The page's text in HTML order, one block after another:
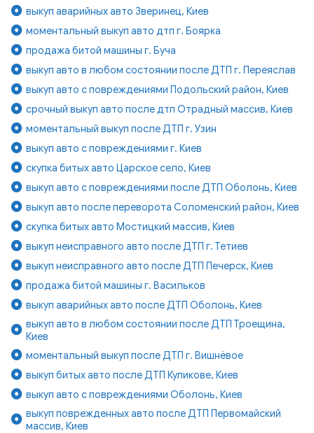
выкуп аварийных авто Зверинец, Киев
моментальный выкуп авто дтп г. Боярка
продажа битой машины г. Буча
выкуп авто в любом состоянии после ДТП г. Переяслав
выкуп авто с повреждениями Подольский район, Киев
срочный выкуп авто после дтп Отрадный массив, Киев
моментальный выкуп после ДТП г. Узин
выкуп авто с повреждениями г. Киев
скупка битых авто Царское село, Киев
выкуп авто с повреждениями после ДТП Оболонь, Киев
выкуп авто после переворота Соломенский район, Киев
скупка битых авто Мостицкий массив, Киев
выкуп неисправного авто после ДТП г. Тетиев
выкуп неисправного авто после ДТП Печерск, Киев
продажа битой машины г. Васильков
выкуп аварийных авто после ДТП Оболонь, Киев
выкуп авто в любом состоянии после ДТП Троещина,
Киев
моментальный выкуп после ДТП г. Вишнёвое
выкуп битых авто после ДТП Куликове, Киев
выкуп авто с повреждениями Оболонь, Киев
выкуп поврежденных авто после ДТП Первомайский
массив, Киев